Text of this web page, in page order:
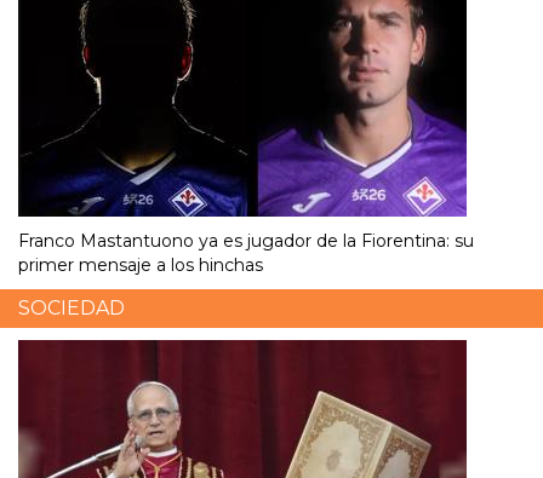
Franco Mastantuono ya es jugador de la Fiorentina: su
primer mensaje a los hinchas
SOCIEDAD